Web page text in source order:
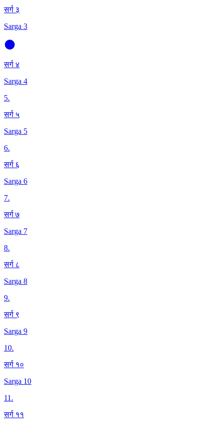
सर्ग ३
Sarga 3
सर्ग ४
Sarga 4
5.
सर्ग ५
Sarga 5
6.
सर्ग ६
Sarga 6
7.
सर्ग ७
Sarga 7
8.
सर्ग ८
Sarga 8
9.
सर्ग ९
Sarga 9
10.
सर्ग १०
Sarga 10
11.
सर्ग ११